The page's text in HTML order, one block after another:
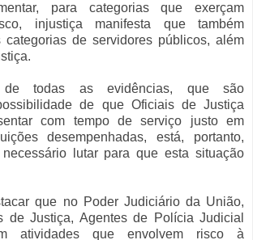
para categorias que exerçam
injustiça manifesta que também
categorias de servidores públicos, além
de todas as evidências, que são
de que Oficiais de Justiça
com tempo de serviço justo em
desempenhadas, está, portanto,
lutar para que esta situação
que no Poder Judiciário da União,
de Justiça, Agentes de Polícia Judicial
atividades que envolvem risco à